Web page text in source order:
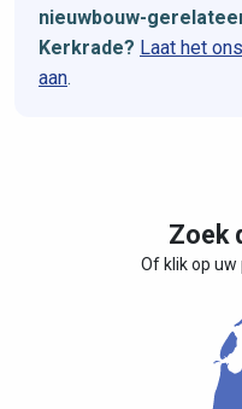
nieuwbouw-
Kerkrade? Laat het
aan.
Zoek
Of klik op